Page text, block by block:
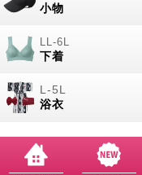
小物
下着
浴衣